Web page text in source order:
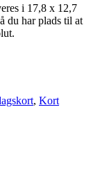
i 17,8 x 12,7
du har plads til at
, Kort